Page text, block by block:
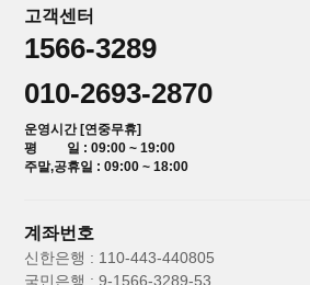
고객센터
1566-3289
010-2693-2870
운영시간 [연중무휴]
평 일 : 09:00 ~ 19:00
주말,공휴일 : 09:00 ~ 18:00
계좌번호
신한은행 : 110-443-440805
국민은행 : 9-1566-3289-53